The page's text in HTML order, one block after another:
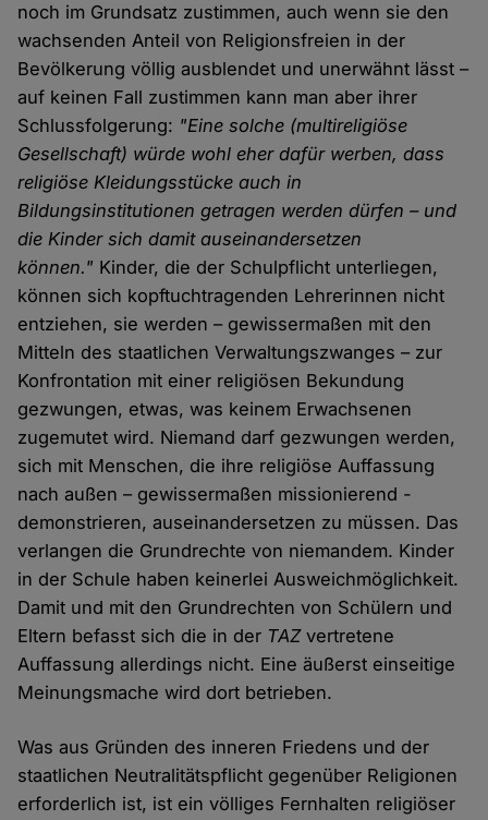
noch im Grundsatz zustimmen, auch wenn sie den
wachsenden Anteil von Religionsfreien in der
Bevölkerung völlig ausblendet und unerwähnt lässt –
auf keinen Fall zustimmen kann man aber ihrer
Schlussfolgerung: "Eine solche (multireligiöse
Gesellschaft) würde wohl eher dafür werben, dass
religiöse Kleidungsstücke auch in
Bildungsinstitutionen getragen werden dürfen – und
die Kinder sich damit auseinandersetzen
können." Kinder, die der Schulpflicht unterliegen,
können sich kopftuchtragenden Lehrerinnen nicht
entziehen, sie werden – gewissermaßen mit den
Mitteln des staatlichen Verwaltungszwanges – zur
Konfrontation mit einer religiösen Bekundung
gezwungen, etwas, was keinem Erwachsenen
zugemutet wird. Niemand darf gezwungen werden,
sich mit Menschen, die ihre religiöse Auffassung
nach außen – gewissermaßen missionierend -
demonstrieren, auseinandersetzen zu müssen. Das
verlangen die Grundrechte von niemandem. Kinder
in der Schule haben keinerlei Ausweichmöglichkeit.
Damit und mit den Grundrechten von Schülern und
Eltern befasst sich die in der TAZvertretene
Auffassung allerdings nicht. Eine äußerst einseitige
Meinungsmache wird dort betrieben.
Was aus Gründen des inneren Friedens und der
staatlichen Neutralitätspflicht gegenüber Religionen
erforderlich ist, ist ein völliges Fernhalten religiöser